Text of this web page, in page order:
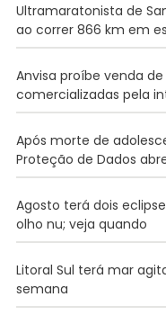
Ultramaratonista de
ao correr 866 km em
Anvisa proíbe venda
comercializadas pela
Após morte de
Proteção de Dados
Agosto terá dois
olho nu; veja quando
Litoral Sul terá mar
semana